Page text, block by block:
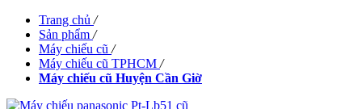
Trang chủ /
Sản phẩm /
Máy chiếu cũ /
Máy chiếu cũ TPHCM /
Máy chiếu cũ Huyện Cần Giờ